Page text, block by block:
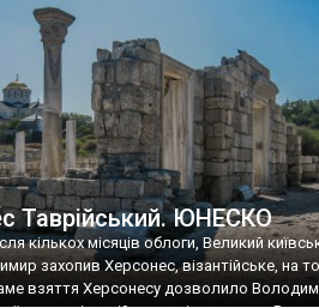
доби. Раритети викрадені з фондів об’єкту
ЮНЕСКО «Херсонеса
виставку «Золото Візантії», але експерти
вважають це лише […]
Таврійський. ЮНЕСКО
кількох місяців облоги, Великий
захопив Херсонес, візантійське, на
взяття Херсонесу дозволило